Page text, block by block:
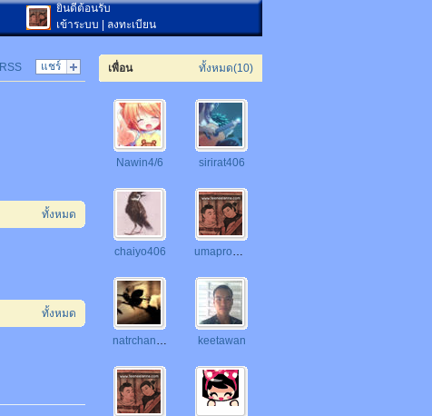
ยินดีต้อนรับ
เข้าระบบ
ลงทะเบียน
แชร์
RSS
ทั้งหมด
ทั้งหมด
ทั้งหมด(10)
เพื่อน
Nawin4/6 sirirat406
chaiyo406 umapron4/6
natrchanok keetawan